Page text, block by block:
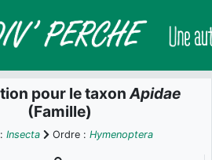
pour le taxonApidae
(Famille)
Insecta Ordre : Hymenoptera